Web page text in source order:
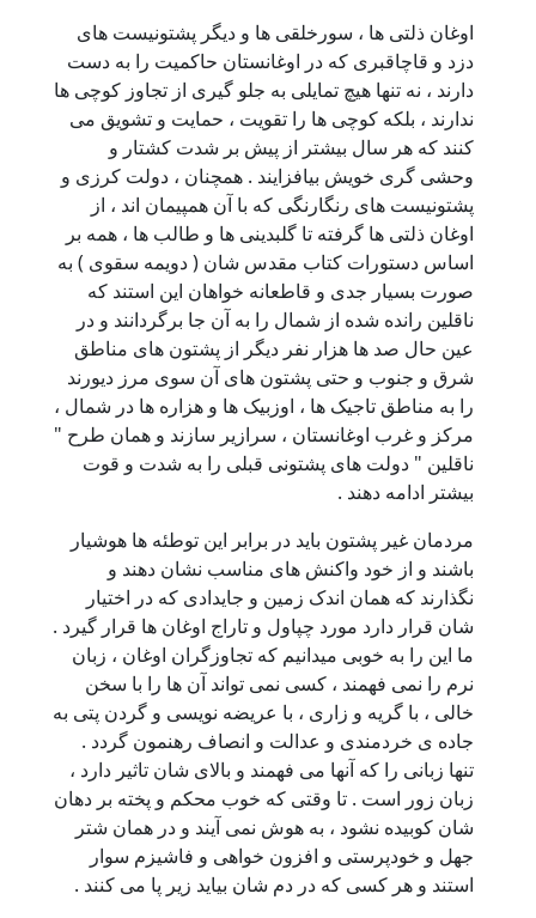
اوغان ذلتی ها ، سورخلقی ها و دیگر پشتونیست های
دزد و قاچاقبری که در اوغانستان حاکمیت را به دست
دارند ، نه تنها هیچ تمایلی به جلو گیری از تجاوز کوچی ها
ندارند ، بلکه کوچی ها را تقویت ، حمایت و تشویق می
کنند که هر سال بیشتر از پیش بر شدت کشتار و
وحشی گری خویش بیافزایند . همچنان ، دولت کرزی و
پشتونیست های رنگارنگی که با آن همپیمان اند ، از
اوغان ذلتی ها گرفته تا گلبدینی ها و طالب ها ، همه بر
اساس دستورات کتاب مقدس شان ( دویمه سقوی ) به
صورت بسیار جدی و قاطعانه خواهان این استند که
ناقلین رانده شده از شمال را به آن جا برگردانند و در
عین حال صد ها هزار نفر دیگر از پشتون های مناطق
شرق و جنوب و حتی پشتون های آن سوی مرز دیورند
را به مناطق تاجیک ها ، اوزبیک ها و هزاره ها در شمال ،
مرکز و غرب اوغانستان ، سرازیر سازند و همان طرح "
ناقلین " دولت های پشتونی قبلی را به شدت و قوت
بیشتر ادامه دهند .
مردمان غیر پشتون باید در برابر این توطئه ها هوشیار
باشند و از خود واکنش های مناسب نشان دهند و
نگذارند که همان اندک زمین و جایدادی که در اختیار
شان قرار دارد مورد چپاول و تاراج اوغان ها قرار گیرد .
ما این را به خوبی میدانیم که تجاوزگران اوغان ، زبان
نرم را نمی فهمند ، کسی نمی تواند آن ها را با سخن
خالی ، با گریه و زاری ، با عریضه نویسی و گردن پتی به
جاده ی خردمندی و عدالت و انصاف رهنمون گردد .
تنها زبانی را که آنها می فهمند و بالای شان تاثیر دارد ،
زبان زور است . تا وقتی که خوب محکم و پخته بر دهان
شان کوبیده نشود ، به هوش نمی آیند و در همان شتر
جهل و خودپرستی و افزون خواهی و فاشیزم سوار
استند و هر کسی که در دم شان بیاید زیر پا می کنند .